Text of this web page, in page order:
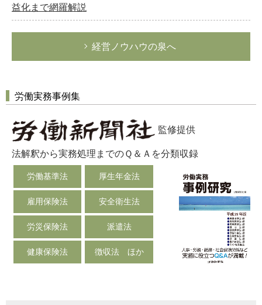
益化まで網羅解説
経営ノウハウの泉へ
労働実務事例集
監修提供
法解釈から実務処理までのＱ＆Ａを分類収録
労働基準法 厚生年金法
雇用保険法 安全衛生法
労災保険法 派遣法
健康保険法 徴収法 ほか